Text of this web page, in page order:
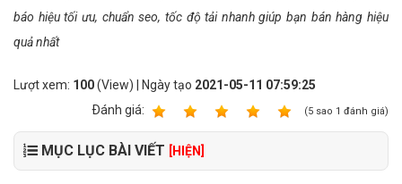
báo hiệu tối ưu, chuẩn seo, tốc độ tải nhanh giúp bạn bán hàng hiệu
quả nhất
Lượt xem: 100(View) | Ngày tạo 2021-05-11 07:59:25
Ðánh giá:
(5 sao 1 đánh giá)
MỤC LỤC BÀI VIẾT [HIỆN]